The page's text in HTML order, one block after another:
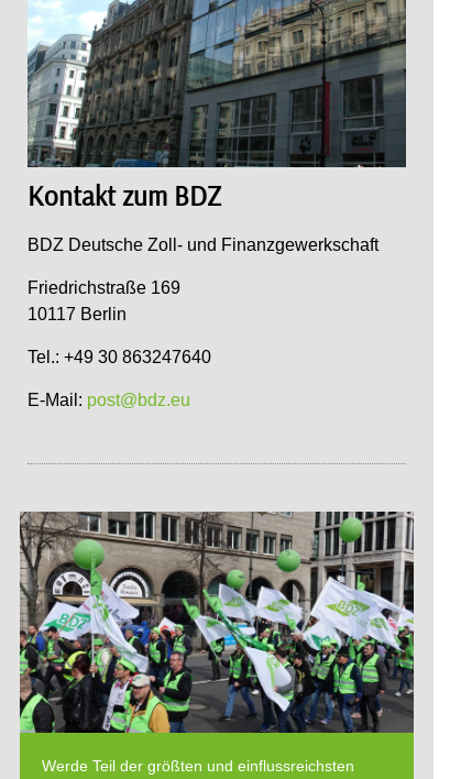
Kontakt zum BDZ
BDZ Deutsche Zoll- und Finanzgewerkschaft
Friedrichstraße 169
10117 Berlin
Tel.: +49 30 863247640
E-Mail: post@bdz.eu
Werde Teil der größten und einflussreichsten